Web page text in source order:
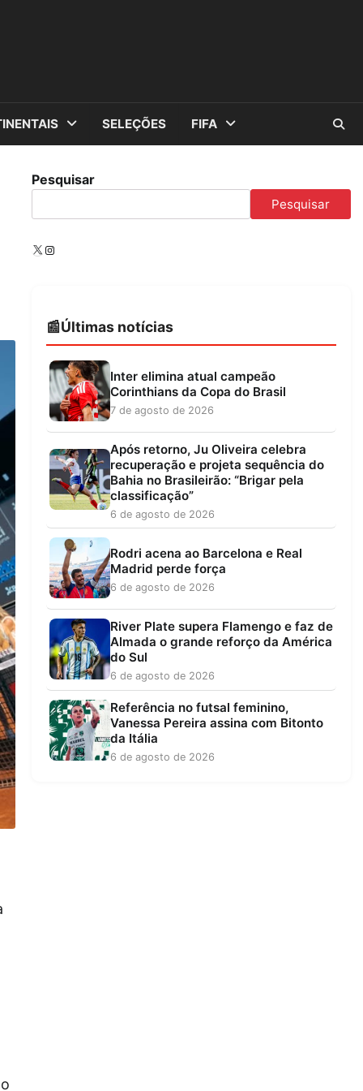
SELEÇÕES FIFA
Pesquisar
Pesquisar
X Instagram
Últimas notícias
Inter elimina atual campeão
Corinthians da Copa do Brasil
7 de agosto de 2026
Após retorno, Ju Oliveira celebra
recuperação e projeta sequência do
Bahia no Brasileirão: “Brigar pela
classificação”
6 de agosto de 2026
Rodri acena ao Barcelona e Real
Madrid perde força
6 de agosto de 2026
River Plate supera Flamengo e faz de
Almada o grande reforço da América
do Sul
6 de agosto de 2026
Referência no futsal feminino,
Vanessa Pereira assina com Bitonto
da Itália
6 de agosto de 2026